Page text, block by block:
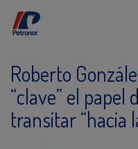
Roberto
“clave” el papel
transitar “hacia